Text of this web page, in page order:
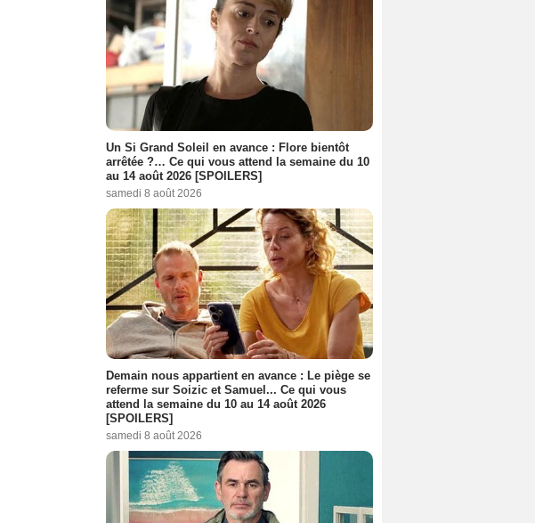
Un Si Grand Soleil en avance : Flore bientôt
arrêtée ?… Ce qui vous attend la semaine du 10
au 14 août 2026 [SPOILERS]
samedi 8 août 2026
Demain nous appartient en avance : Le piège se
referme sur Soizic et Samuel... Ce qui vous
attend la semaine du 10 au 14 août 2026
[SPOILERS]
samedi 8 août 2026